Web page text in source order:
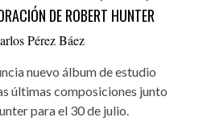
DE ROBERT HUNTER
Pérez Báez
nuevo álbum de estudio
últimas composiciones junto
para el 30 de julio.